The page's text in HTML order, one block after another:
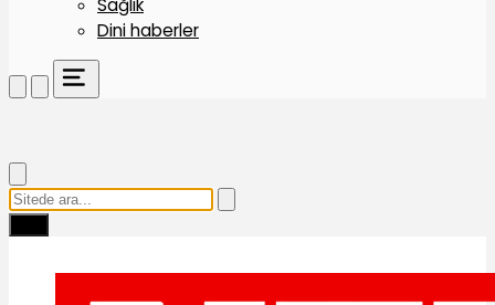
Sağlık
Dini haberler